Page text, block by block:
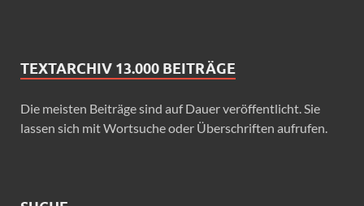
TEXTARCHIV 13.000 BEITRÄGE
Die meisten Beiträge sind auf Dauer veröffentlicht. Sie
lassen sich mit Wortsuche oder Überschriften aufrufen.